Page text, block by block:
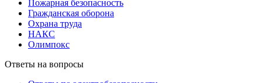
Пожарная безопасность
Гражданская оборона
Охрана труда
НАКС
Олимпокс
Ответы на вопросы